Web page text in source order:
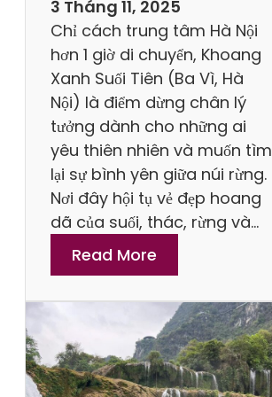
h
o
a
n
g
X
a
n
h
S
ố
i
T
i
ê
3 Tháng 11, 2025
Chỉ cách trung tâm Hà Nội
hơn 1 giờ di chuyển, Khoang
Xanh Suối Tiên (Ba Vì, Hà
Nội) là điểm dừng chân lý
tưởng dành cho những ai
yêu thiên nhiên và muốn tìm
lại sự bình yên giữa núi rừng.
Nơi đây hội tụ vẻ đẹp hoang
dã của suối, thác, rừng và…
Read More
T
ổ
n
g
H